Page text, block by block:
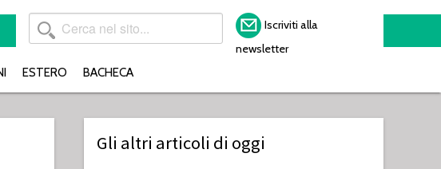
Iscriviti alla
newsletter
ESTERO BACHECA
Gli altri articoli di oggi